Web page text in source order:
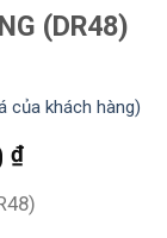
(DR48)
của khách hàng)
₫